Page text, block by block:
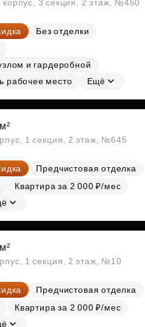
3 секция, 2 этаж, №460
Без отделки
и гардеробной
рабочее место
Ещё
1 секция, 2 этаж, №645
Предчистовая отделка
Квартира за 2 000 ₽/мес
1 секция, 2 этаж, №10
Предчистовая отделка
Квартира за 2 000 ₽/мес